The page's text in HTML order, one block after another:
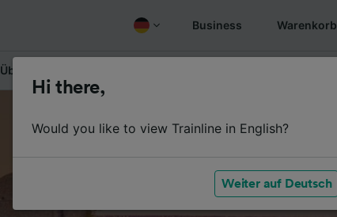
Business Warenkorb
Überblick
Hi there,
Would you like to view Trainline in English?
Weiter auf Deutsch